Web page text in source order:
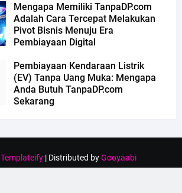
Mengapa Memiliki TanpaDP.com
Adalah Cara Tercepat Melakukan
Pivot Bisnis Menuju Era
Pembiayaan Digital
Pembiayaan Kendaraan Listrik
(EV) Tanpa Uang Muka: Mengapa
Anda Butuh TanpaDP.com
Sekarang
Templateify| Distributed byGooyaabi